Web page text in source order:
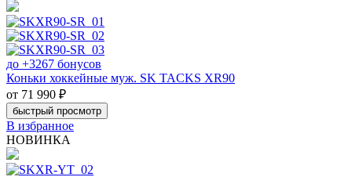
до +3267 бонусов
Коньки хоккейные муж. SK TACKS XR90
от 71 990 ₽
быстрый просмотр
В избранное
НОВИНКА